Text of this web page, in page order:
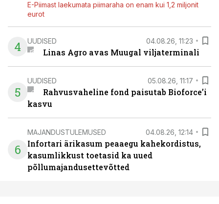
E-Piimast laekumata piimaraha on enam kui 1,2 miljonit
eurot
4 UUDISED 04.08.26, 11:23
Linas Agro avas Muugal viljaterminali
5
UUDISED 05.08.26, 11:17
Rahvusvaheline fond paisutab Bioforce’i
kasvu
6
MAJANDUSTULEMUSED 04.08.26, 12:14
Infortari ärikasum peaaegu kahekordistus,
kasumlikkust toetasid ka uued
põllumajandusettevõtted